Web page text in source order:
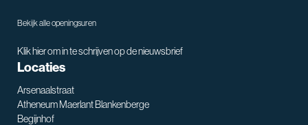
Bekijk alle openingsuren
Klik hier om in te schrijven op de nieuwsbrief
Locaties
Arsenaalstraat
Atheneum Maerlant Blankenberge
Begijnhof